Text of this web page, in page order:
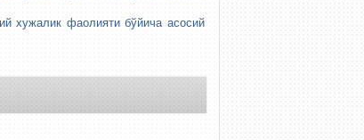
хужалик фаолияти бўйича асосий